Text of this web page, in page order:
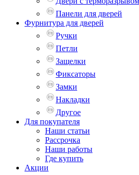
Панели для дверей
Фурнитура для дверей
Ручки
Петли
Защелки
Фиксаторы
Замки
Накладки
Другое
Для покупателя
Наши статьи
Рассрочка
Наши работы
Где купить
Акции